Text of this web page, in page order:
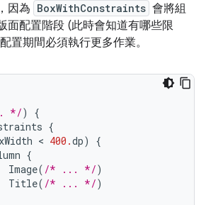
因為 BoxWithConstraints 會將組
面配置階段 (此時會知道有哪些限
置期間必須執行更多作業。
*/)
{
{
< 400.dp)
{
{
Image( /* ... */)
Title( /* ... */)